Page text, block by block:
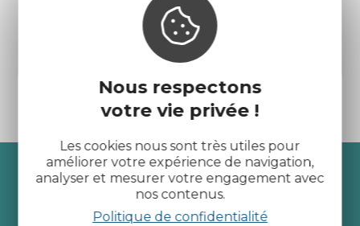
Nous respectons
votre vie privée !
Les cookies nous sont très utiles pour
améliorer votre expérience de navigation,
analyser et mesurer votre engagement avec
nos contenus.
Politique de confidentialité
Pointe de Guilben
Recevez l’actualité des
Côtes d’Armor